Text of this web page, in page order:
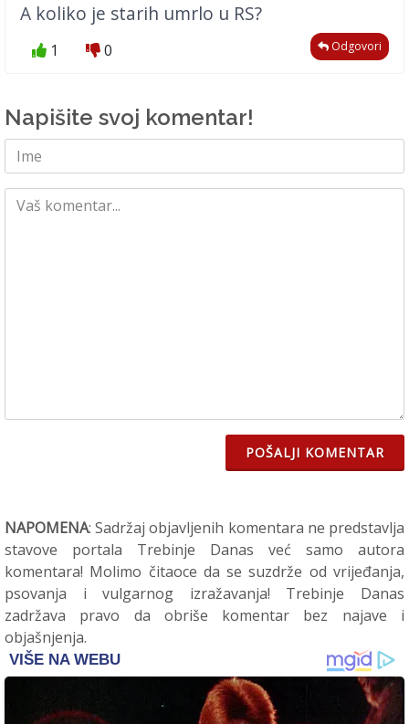
A koliko je starih umrlo u RS?
1 0 Odgovori
Napišite svoj komentar!
POŠALJI KOMENTAR
NAPOMENA: Sadržaj objavljenih komentara ne predstavlja
stavove portala Trebinje Danas već samo autora
komentara! Molimo čitaoce da se suzdrže od vrijeđanja,
psovanja i vulgarnog izražavanja! Trebinje Danas
zadržava pravo da obriše komentar bez najave i
objašnjenja.